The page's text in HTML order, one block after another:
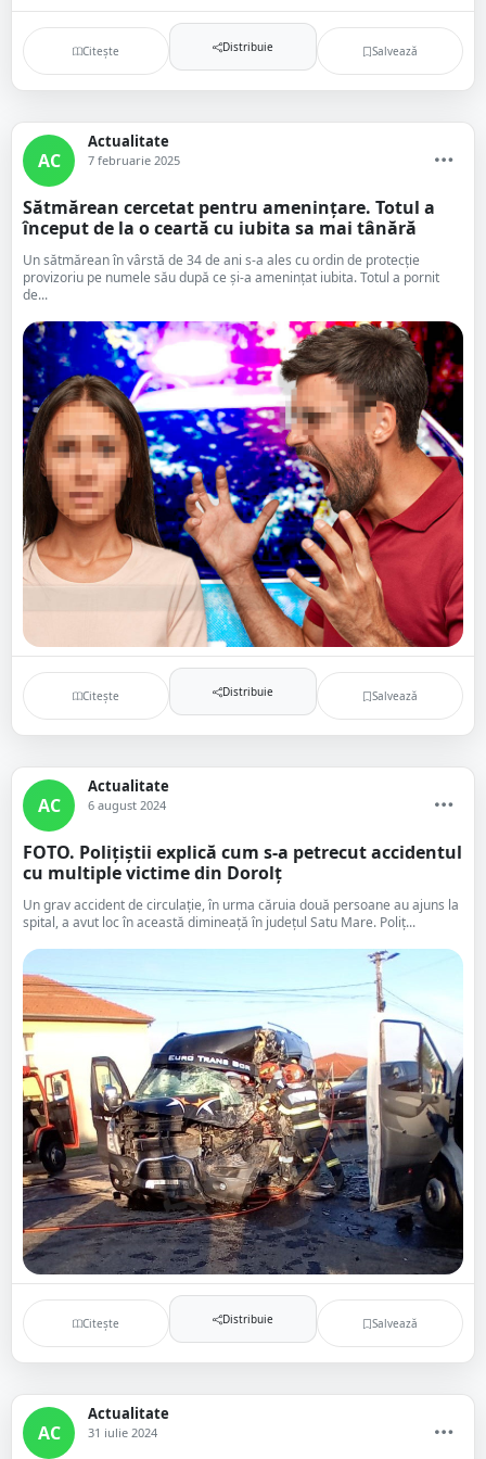
Citește Distribuie Salvează
AC
Actualitate
7 februarie 2025
Sătmărean cercetat pentru amenințare. Totul a
început de la o ceartă cu iubita sa mai tânără
Un sătmărean în vârstă de 34 de ani s-a ales cu ordin de protecție
provizoriu pe numele său după ce și-a amenințat iubita. Totul a pornit
de...
Citește Distribuie Salvează
AC
Actualitate
6 august 2024
FOTO. Polițiștii explică cum s-a petrecut accidentul
cu multiple victime din Dorolț
Un grav accident de circulație, în urma căruia două persoane au ajuns la
spital, a avut loc în această dimineață în județul Satu Mare. Poliț...
Citește Distribuie Salvează
AC
Actualitate
31 iulie 2024